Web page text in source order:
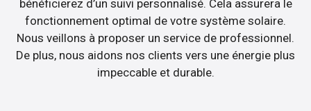
bénéficierez d’un suivi personnalisé. Cela assurera le
fonctionnement optimal de votre système solaire.
Nous veillons à proposer un service de professionnel.
De plus, nous aidons nos clients vers une énergie plus
impeccable et durable.